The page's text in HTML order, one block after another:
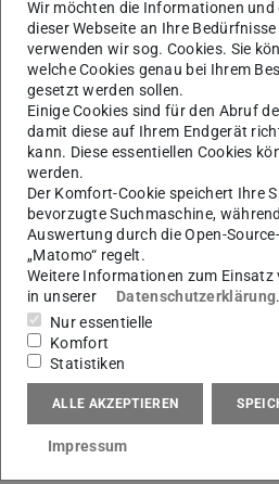
Wir möchten die Informationen
dieser Webseite an Ihre
verwenden wir sog. Cookies. Sie
welche Cookies genau bei Ihrem
gesetzt werden sollen.
Einige Cookies sind für den Abruf
damit diese auf Ihrem Endgerät
kann. Diese essentiellen Cookies
werden.
Der Komfort-Cookie speichert Ihre
bevorzugte Suchmaschine,
Auswertung durch die Open-
„Matomo“ regelt.
Weitere Informationen zum Einsatz
in unserer
Datenschutzerklärung.
Nur essentielle
Komfort
Statistiken
ALLE AKZEPTIEREN
Impressum